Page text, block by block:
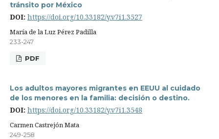
tránsito por México
DOI: https://doi.org/10.33182/y.v7i1.3527
María de la Luz Pérez Padilla
233-247
PDF
Los adultos mayores migrantes en EEUU al cuidado
de los menores en la familia: decisión o destino.
DOI: https://doi.org/10.33182/y.v7i1.3548
Carmen Castrejón Mata
249-258